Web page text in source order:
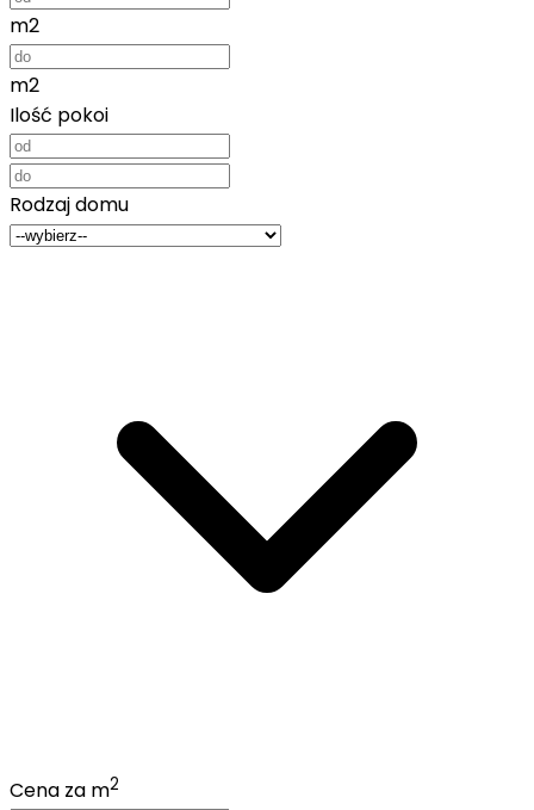
m2
m2
Ilość pokoi
Rodzaj domu
Cena za m2